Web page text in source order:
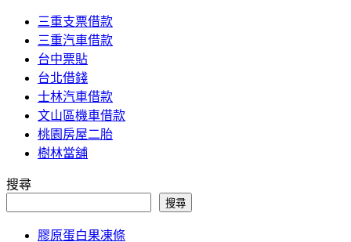
三重支票借款
三重汽車借款
台中票貼
台北借錢
士林汽車借款
文山區機車借款
桃園房屋二胎
樹林當舖
搜尋
搜尋
膠原蛋白果凍條